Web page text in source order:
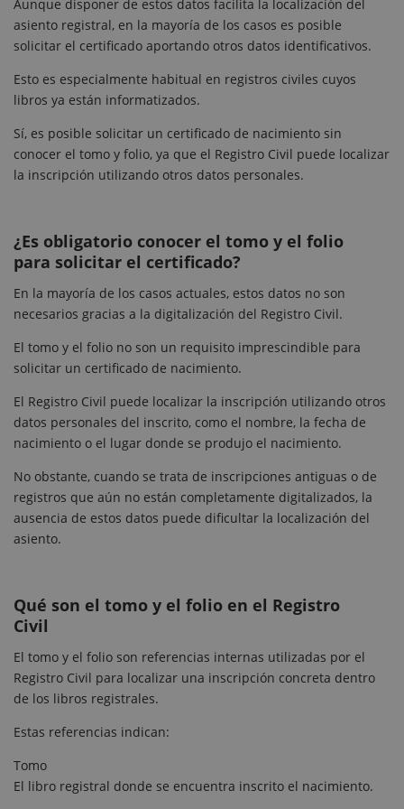
Aunque disponer de estos datos facilita la localización del
asiento registral, en la mayoría de los casos es posible
solicitar el certificado aportando otros datos identificativos.
Esto es especialmente habitual en registros civiles cuyos
libros ya están informatizados.
Sí, es posible solicitar un certificado de nacimiento sin
conocer el tomo y folio, ya que el Registro Civil puede localizar
la inscripción utilizando otros datos personales.
¿Es obligatorio conocer el tomo y el folio
para solicitar el certificado?
En la mayoría de los casos actuales, estos datos no son
necesarios gracias a la digitalización del Registro Civil.
El tomo y el folio no son un requisito imprescindible para
solicitar un certificado de nacimiento.
El Registro Civil puede localizar la inscripción utilizando otros
datos personales del inscrito, como el nombre, la fecha de
nacimiento o el lugar donde se produjo el nacimiento.
No obstante, cuando se trata de inscripciones antiguas o de
registros que aún no están completamente digitalizados, la
ausencia de estos datos puede dificultar la localización del
asiento.
Qué son el tomo y el folio en el Registro
Civil
El tomo y el folio son referencias internas utilizadas por el
Registro Civil para localizar una inscripción concreta dentro
de los libros registrales.
Estas referencias indican:
Tomo
El libro registral donde se encuentra inscrito el nacimiento.